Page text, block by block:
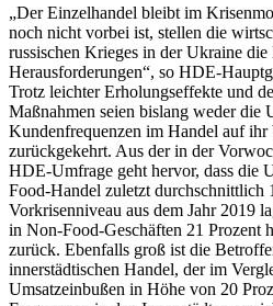
„Der Einzelhandel bleibt im
noch nicht vorbei ist, stellen die
russischen Krieges in der Ukraine
Herausforderungen“, so HDE-
Trotz leichter Erholungseffekte und
Maßnahmen seien bislang weder die
Kundenfrequenzen im Handel auf ihr
zurückgekehrt. Aus der in der
HDE-Umfrage geht hervor, dass die
Food-Handel zuletzt durchschnittlich
Vorkrisenniveau aus dem Jahr 2019
in Non-Food-Geschäften 21 Prozent
zurück. Ebenfalls groß ist die
innerstädtischen Handel, der im
Umsatzeinbußen in Höhe von 20